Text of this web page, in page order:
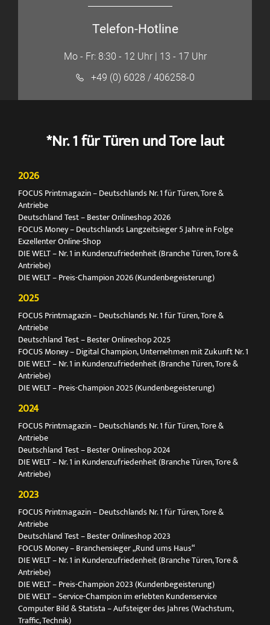
Telefon-Hotline
Mo - Fr: 8:30 - 12 Uhr | 13 - 17 Uhr
+49 (0) 6028 / 406258-0
*Nr. 1 für Türen und Tore laut
2026
FOCUS Printmagazin – Deutschlands Nr. 1 für Türen, Tore &
Antriebe
Deutschland Test – Bester Onlineshop 2026
FOCUS Money – Deutschlands Langzeitsieger 5 Jahre in Folge
Exzellenter Online-Shop
DIE WELT – Nr. 1 in Kundenzufriedenheit (Branche Türen, Tore &
Antriebe)
DIE WELT – Preis-Champion 2026 (Kundenbegeisterung)
2025
FOCUS Printmagazin – Deutschlands Nr. 1 für Türen, Tore &
Antriebe
Deutschland Test – Bester Onlineshop 2025
FOCUS Money – Digital Champion, Unternehmen mit Zukunft Nr. 1
DIE WELT – Nr. 1 in Kundenzufriedenheit (Branche Türen, Tore &
Antriebe)
DIE WELT – Preis-Champion 2025 (Kundenbegeisterung)
2024
FOCUS Printmagazin – Deutschlands Nr. 1 für Türen, Tore &
Antriebe
Deutschland Test – Bester Onlineshop 2024
DIE WELT – Nr. 1 in Kundenzufriedenheit (Branche Türen, Tore &
Antriebe)
2023
FOCUS Printmagazin – Deutschlands Nr. 1 für Türen, Tore &
Antriebe
Deutschland Test – Bester Onlineshop 2023
FOCUS Money – Branchensieger „Rund ums Haus“
DIE WELT – Nr. 1 in Kundenzufriedenheit (Branche Türen, Tore &
Antriebe)
DIE WELT – Preis-Champion 2023 (Kundenbegeisterung)
DIE WELT – Service-Champion im erlebten Kundenservice
Computer Bild & Statista – Aufsteiger des Jahres (Wachstum,
Traffic, Technik)